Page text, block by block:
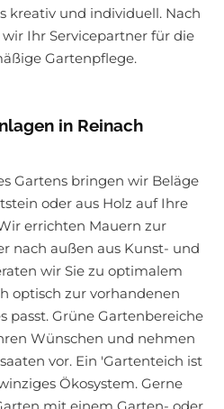
kreativ und individuell. Nach
Ihr Servicepartner für die
Gartenpflege.
in Reinach
Gartens bringen wir Beläge
oder aus Holz auf Ihre
errichten Mauern zur
nach außen aus Kunst- und
wir Sie zu optimalem
optisch zur vorhandenen
passt. Grüne Gartenbereiche
Wünschen und nehmen
vor. Ein 'Gartenteich ist
Ökosystem. Gerne